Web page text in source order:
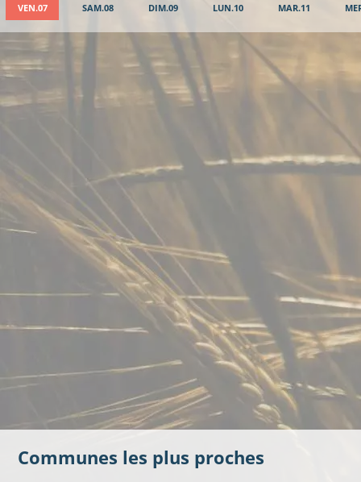
VEN.07 SAM.08 DIM.09 LUN.10 MAR.11
Communes les plus proches